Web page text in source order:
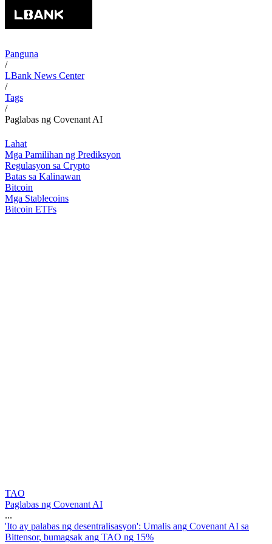
Panguna
/
LBank News Center
/
Tags
/
Paglabas ng Covenant AI
Lahat
Mga Pamilihan ng Prediksyon
Regulasyon sa Crypto
Batas sa Kalinawan
Bitcoin
Mga Stablecoins
Bitcoin ETFs
TAO
Paglabas ng Covenant AI
...
'Ito ay palabas ng desentralisasyon': Umalis ang Covenant AI sa
Bittensor, bumagsak ang TAO ng 1 5%